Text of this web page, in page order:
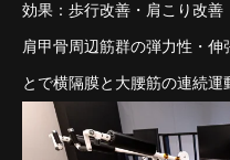
効果：歩行改善・肩こり改善
肩甲骨周辺筋群の弾力性・伸
とで横隔膜と大腰筋の連続運